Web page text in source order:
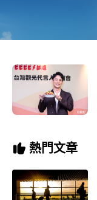
熱門文章